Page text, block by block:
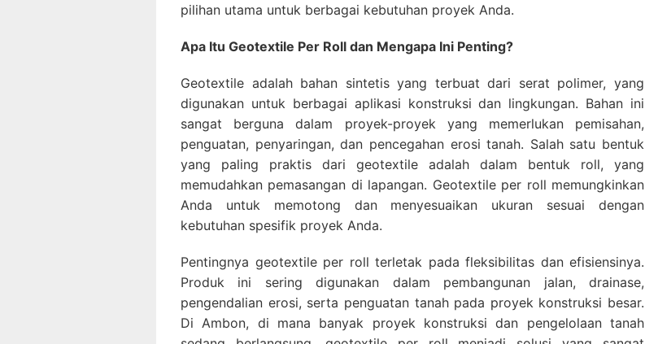
pilihan utama untuk berbagai kebutuhan proyek Anda.
Apa Itu Geotextile Per Roll dan Mengapa Ini Penting?
Geotextile adalah bahan sintetis yang terbuat dari serat polimer, yang
digunakan untuk berbagai aplikasi konstruksi dan lingkungan. Bahan ini
sangat berguna dalam proyek-proyek yang memerlukan pemisahan,
penguatan, penyaringan, dan pencegahan erosi tanah. Salah satu bentuk
yang paling praktis dari geotextile adalah dalam bentuk roll, yang
memudahkan pemasangan di lapangan. Geotextile per roll memungkinkan
Anda untuk memotong dan menyesuaikan ukuran sesuai dengan
kebutuhan spesifik proyek Anda.
Pentingnya geotextile per roll terletak pada fleksibilitas dan efisiensinya.
Produk ini sering digunakan dalam pembangunan jalan, drainase,
pengendalian erosi, serta penguatan tanah pada proyek konstruksi besar.
Di Ambon, di mana banyak proyek konstruksi dan pengelolaan tanah